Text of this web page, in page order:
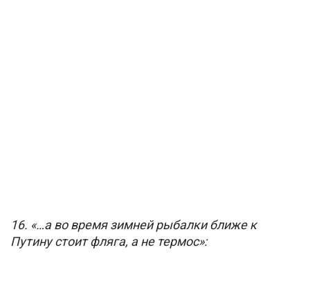
16. «…а во время зимней рыбалки ближе к
Путину стоит фляга, а не термос»: